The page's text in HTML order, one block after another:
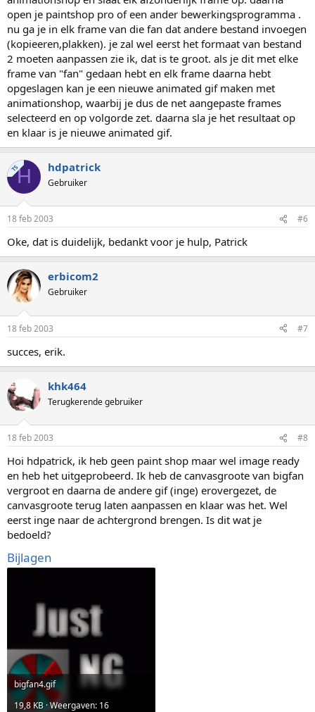
open je paintshop pro of een ander bewerkingsprogramma .
nu ga je in elk frame van die fan dat andere bestand invoegen
(kopieeren,plakken). je zal wel eerst het formaat van bestand
2 moeten aanpassen zie ik, dat is te groot. als je dit met elke
frame van "fan" gedaan hebt en elk frame daarna hebt
opgeslagen kan je een nieuwe animated gif maken met
animationshop, waarbij je dus de net aangepaste frames
selecteerd en op volgorde zet. daarna sla je het resultaat op
en klaar is je nieuwe animated gif.
TSH hdpatrick
Gebruiker
18 feb 2003 #6
Oke, dat is duidelijk, bedankt voor je hulp, Patrick
erbicom2
Gebruiker
18 feb 2003 #7
succes, erik.
khk464
Terugkerende gebruiker
18 feb 2003 #8
Hoi hdpatrick, ik heb geen paint shop maar wel image ready
en heb het uitgeprobeerd. Ik heb de canvasgroote van bigfan
vergroot en daarna de andere gif (inge) erovergezet, de
canvasgroote terug laten aanpassen en klaar was het. Wel
eerst inge naar de achtergrond brengen. Is dit wat je
bedoeld?
Bijlagen
bigfan4.gif
19,8 KB · Weergaven: 16